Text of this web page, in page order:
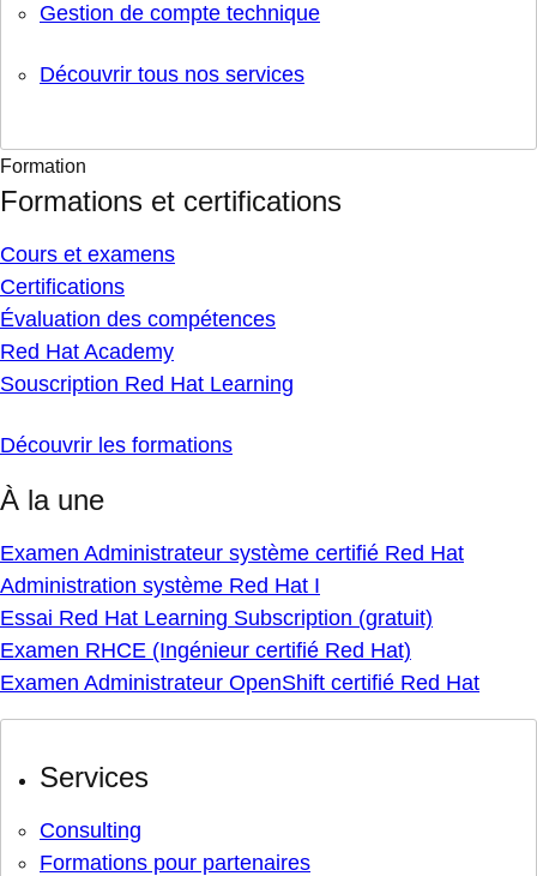
Gestion de compte technique
Découvrir tous nos services
Formation
Formations et certifications
Cours et examens
Certifications
Évaluation des compétences
Red Hat Academy
Souscription Red Hat Learning
Découvrir les formations
À la une
Examen Administrateur système certifié Red Hat
Administration système Red Hat I
Essai Red Hat Learning Subscription (gratuit)
Examen RHCE (Ingénieur certifié Red Hat)
Examen Administrateur OpenShift certifié Red Hat
Services
Consulting
Formations pour partenaires